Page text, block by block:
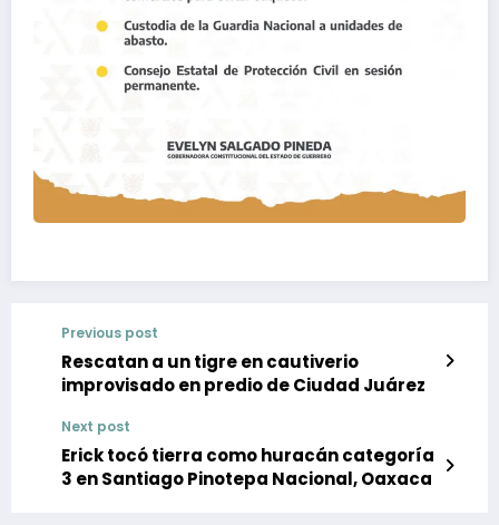
Previous post
Rescatan a un tigre en cautiverio
improvisado en predio de Ciudad Juárez
Next post
Erick tocó tierra como huracán categoría
3 en Santiago Pinotepa Nacional, Oaxaca